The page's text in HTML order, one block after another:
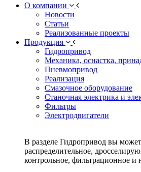
О компании
Новости
Статьи
Реализованные проекты
Продукция
Гидропривод
Механика, оснастка,
Пневмопривод
Реализация
Смазочное оборудование
Станочная электрика и
Фильтры
Электродвигатели
В разделе Гидропривод вы
распределительное,
контрольное, фильтрационное и